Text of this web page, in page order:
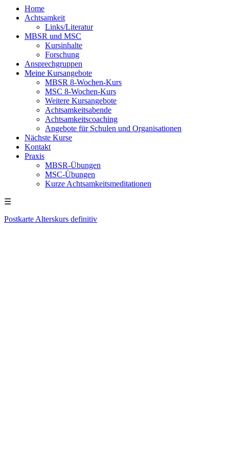
Home
Achtsamkeit
Links/Literatur
MBSR und MSC
Kursinhalte
Forschung
Ansprechgruppen
Meine Kursangebote
MBSR 8-Wochen-Kurs
MSC 8-Wochen-Kurs
Weitere Kursangebote
Achtsamkeitsabende
Achtsamkeitscoaching
Angebote für Schulen und Organisationen
Nächste Kurse
Kontakt
Praxis
MBSR-Übungen
MSC-Übungen
Kurze Achtsamkeitsmeditationen
☰
Postkarte Alterskurs definitiv